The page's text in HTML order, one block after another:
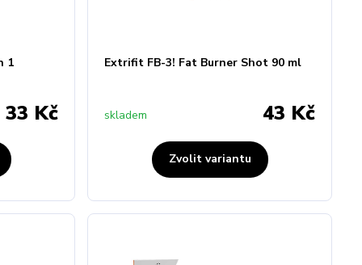
1
33 Kč
Extrifit FB-3! Fat Burner Shot 90 ml
43 Kč
skladem
Zvolit variantu